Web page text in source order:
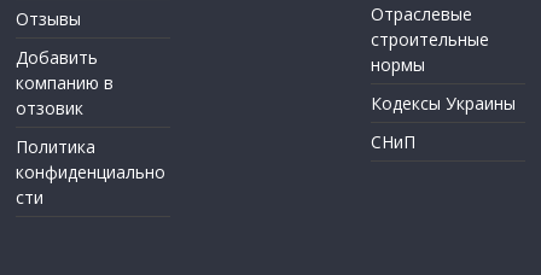
Отзывы
Добавить
компанию в
отзовик
Политика
конфиденциально
сти
Отраслевые
строительные
нормы
Кодексы Украины
СНиП